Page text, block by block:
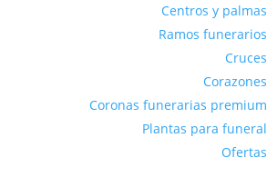
Centros y palmas
Ramos funerarios
Cruces
Corazones
Coronas funerarias premium
Plantas para funeral
Ofertas